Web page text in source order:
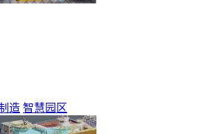
造 智慧园区